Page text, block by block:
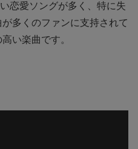
恋愛ソングが多く、特に失
多くのファンに支持されて
い楽曲です。